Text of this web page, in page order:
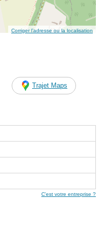
Corriger l’adresse ou la localisation
Trajet Maps
C'est votre entreprise ?